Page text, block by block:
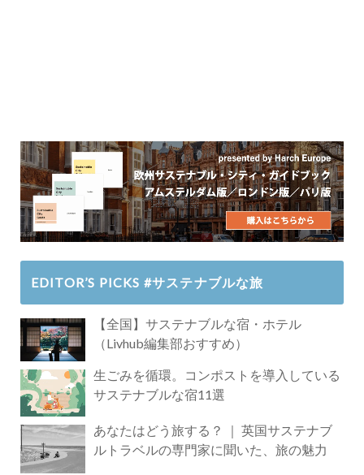
EDITOR’S PICKS #サステナブルな旅
【全国】サステナブルな宿・ホテル
（Livhub編集部おすすめ）
生ごみを循環。コンポストを導入している
サステナブルな宿11選
あなたはどう旅する？ ｜ 英国サステナブ
ルトラベルの専門家に聞いた、旅の魅力